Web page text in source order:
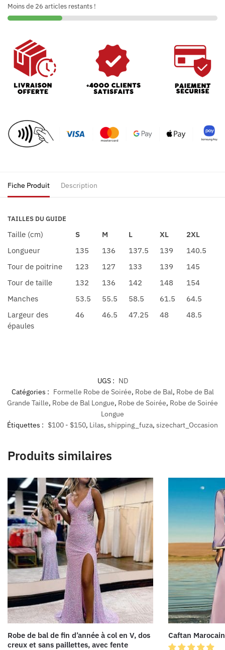
Moins de 26 articles restants !
Fiche Produit Description
TAILLES DU GUIDE
Taille (cm) S M L XL
2XL
Longueur
135 136 137.5 139
140.5
Tour de poitrine
123 127 133 139
145
Tour de taille
132 136 142 148
154
Manches
53.5 55.5 58.5 61.5
64.5
Largeur des
épaules
46 46.5 47.25 48 48.5
UGS : ND
Catégories : Formelle Robe de Soirée, Robe de Bal, Robe de Bal
Grande Taille, Robe de Bal Longue, Robe de Soirée, Robe de Soirée
Longue
Étiquettes : $100 - $150, Lilas, shipping_fuza, sizechart_Occasion
Produits similaires
Robe de bal de fin d’année à col en V, dos
creux et sans paillettes, avec fente
Caftan